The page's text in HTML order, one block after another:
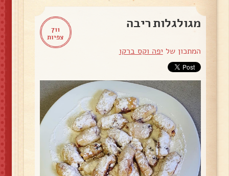
711
צפיות
מגולגלות ריבה
המתכון של יפה וקס ברקו